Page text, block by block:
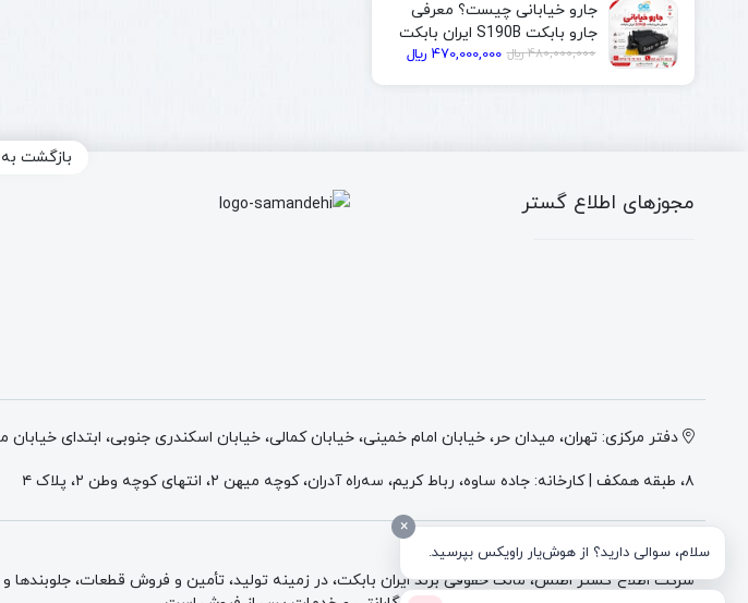
جارو خیابانی چیست؟ معرفی
جارو بابکت S190B ایران بابکت
480,000,000﷼
قیمت
470,000,000 ﷼
قیمت
بازگشت به
مجوزهای اطلاع گستر
دفتر مرکزی: تهران، میدان حر، خیابان امام خمینی، خیابان کمالی، خیابان اسکندری جنوبی، ابتدای خیابان
۸، طبقه همکف | کارخانه: جاده ساوه، رباط کریم، سه‌راه آدران، کوچه میهن ۲، انتهای کوچه وطن ۲، پلاک ۴
درباره شرکت اطلاع گستر اطلس
شرکت اطلاع گستر اطلس، مالک حقوقی برند ایران بابکت، در زمینه تولید، تأمین و فروش قطعات، جلوبندها
×
سلام، سوالی دارید؟ از هوش‌یار راویکس بپرسید.